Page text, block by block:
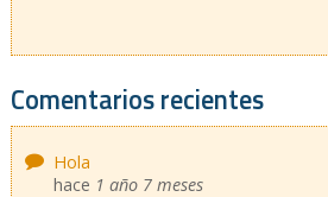
Comentarios recientes
Hola
hace 1 año 7 meses